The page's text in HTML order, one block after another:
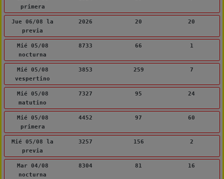
primera
Jue 06/08 la
previa
2026 20 20
Mié 05/08
nocturna
8733 66 1
Mié 05/08
vespertino
3853 259 7
Mié 05/08
matutino
7327 95 24
Mié 05/08
primera
4452 97 60
Mié 05/08 la
previa
3257 156 2
Mar 04/08
nocturna
8304 81 16